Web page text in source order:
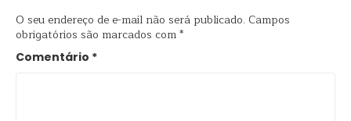
O seu endereço de e-mail não será publicado. Campos
obrigatórios são marcados com*
Comentário *